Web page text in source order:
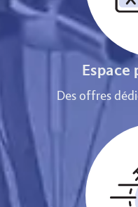
Espace
Des offres